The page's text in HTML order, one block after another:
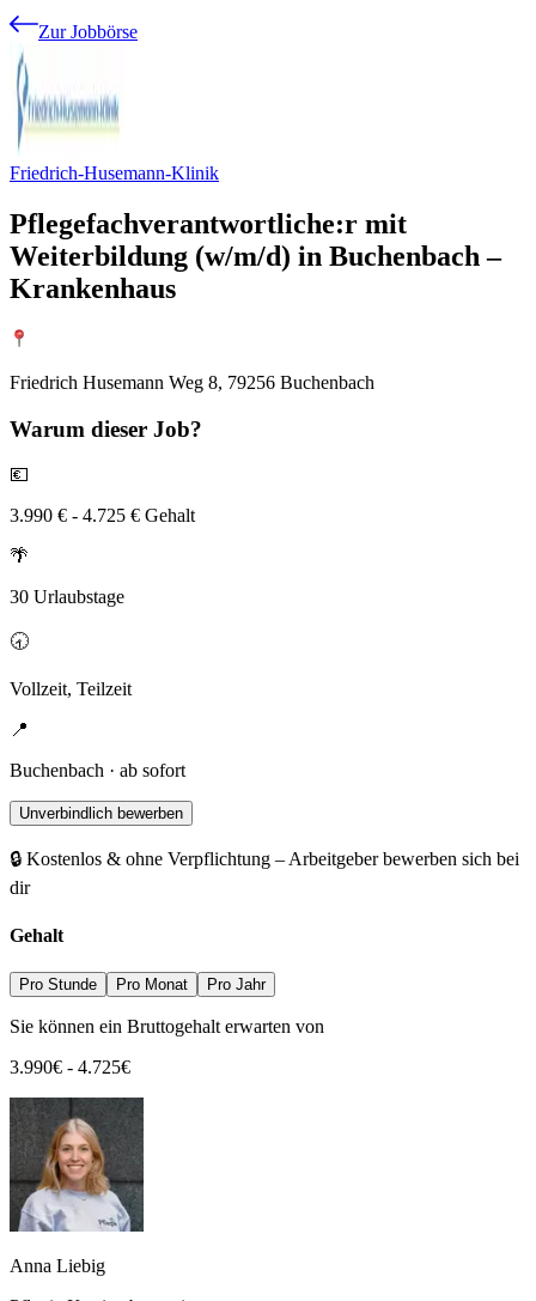
Zur Jobbörse
Friedrich-Husemann-Klinik
Pflegefachverantwortliche:r mit
Weiterbildung (w/m/d) in Buchenbach –
Krankenhaus
Friedrich Husemann Weg 8, 79256 Buchenbach
Warum dieser Job?
💶
3.990 € - 4.725 € Gehalt
🌴
30 Urlaubstage
🕣
Vollzeit, Teilzeit
📍
Buchenbach · ab sofort
Unverbindlich bewerben
🔒 Kostenlos & ohne Verpflichtung – Arbeitgeber bewerben sich bei
dir
Gehalt
Pro Stunde Pro Monat Pro Jahr
Sie können ein Bruttogehalt erwarten von
3.990€ - 4.725€
Anna Liebig